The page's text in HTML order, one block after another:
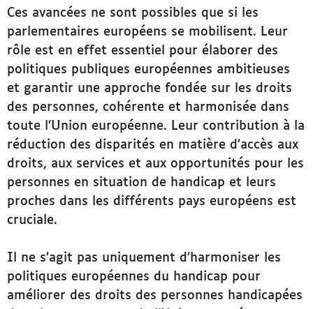
Ces avancées ne sont possibles que si les
parlementaires européens se mobilisent. Leur
rôle est en effet essentiel pour élaborer des
politiques publiques européennes ambitieuses
et garantir une approche fondée sur les droits
des personnes, cohérente et harmonisée dans
toute l’Union européenne. Leur contribution à la
réduction des disparités en matière d’accès aux
droits, aux services et aux opportunités pour les
personnes en situation de handicap et leurs
proches dans les différents pays européens est
cruciale.
Il ne s’agit pas uniquement d’harmoniser les
politiques européennes du handicap pour
améliorer des droits des personnes handicapées